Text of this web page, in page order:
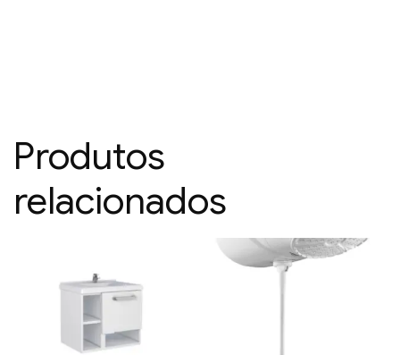
Produtos
relacionados